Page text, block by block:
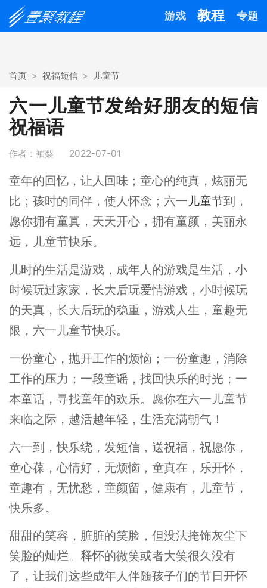
游戏 教程 专题
首页 祝福短信 儿童节
六一儿童节发给好朋友的短信
祝福语
作者：袖梨 2022-07-01
童年的回忆，让人回味；童心的纯真，炫丽无
比；孩时的同伴，使人怀念；六一儿童节到，
愿你拥有童真，天天开心，拥有童颜，美丽永
远，儿童节快乐。
儿时的生活是游戏，成年人的游戏是生活，小
时候玩过家家，长大后玩爱情游戏，小时候玩
的天真，长大后玩的稳重，游戏人生，童趣无
限，六一儿童节快乐。
一份童心，抛开工作的烦恼；一份童趣，消除
工作的压力；一段童谣，找回快乐的时光；一
本童话，寻找童年的欢乐。愿你在六一儿童节
来临之际，越活越年轻，生活充满朝气！
六一到，快乐绕，发短信，送祝福，祝愿你，
童心葆，心情好，无烦恼，童真在，乐开怀，
童趣有，无忧愁，童颜留，健康有，儿童节，
快乐多。
甜甜的笑容，脏脏的笑脸，但没法掩饰灰尘下
笑脸的灿烂。释怀的微笑或者大笑很久没有
了，让我们这些成年人伴随孩子们的节日开怀